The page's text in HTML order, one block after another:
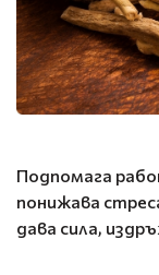
Подпомага
понижава
дава сила,